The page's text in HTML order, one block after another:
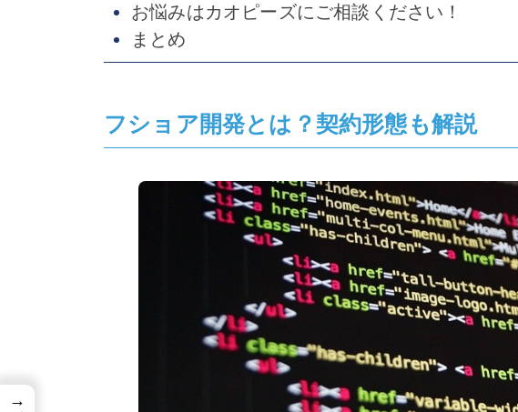
お悩みはカオピーズにご相談ください！
まとめ
フショア開発とは？契約形態も解説
→